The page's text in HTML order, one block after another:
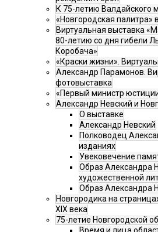
К 75-летию Валдайского
«Новгородская палитра»
Виртуальная выставка
80-летию со дня гибели
Коробача»
«Краски жизни».
Александр Парамонов.
фотовыставка
«Первый министр
Александр Невский и
О выставке
Александр Невский
Полководец
изданиях
Увековечение
Образ Александра
художественной
Образ Александра
Новгородика на
XIX века
75-летие Новгородской